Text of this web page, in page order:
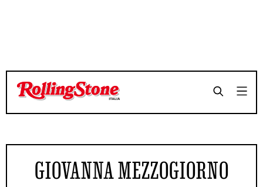
GIOVANNA MEZZOGIORNO